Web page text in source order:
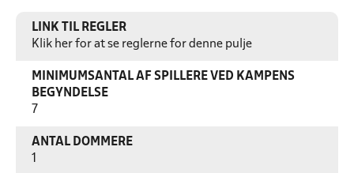
LINK TIL REGLER
Klik her for at se reglerne for denne pulje
MINIMUMSANTAL AF SPILLERE VED KAMPENS
BEGYNDELSE
7
ANTAL DOMMERE